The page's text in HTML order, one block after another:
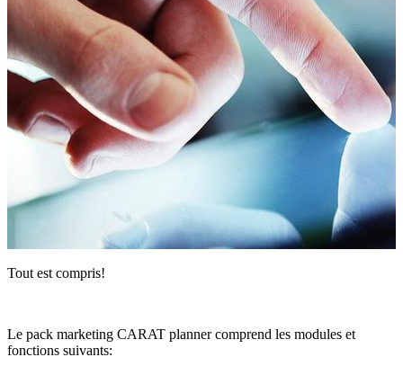
Tout est compris!
Le pack marketing CARAT planner comprend les modules et
fonctions suivants: